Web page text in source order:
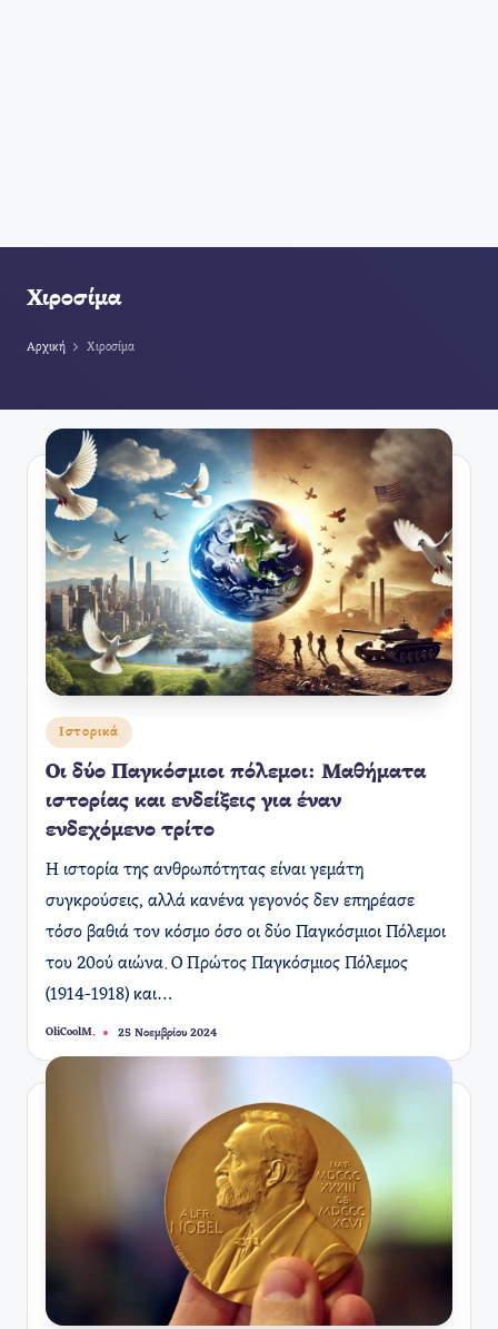
Χιροσίμα
Αρχική Χιροσίμα
Αναρτήθηκε
σε
Ιστορικά
Οι δύο Παγκόσμιοι πόλεμοι: Μαθήματα
ιστορίας και ενδείξεις για έναν
ενδεχόμενο τρίτο
Η ιστορία της ανθρωπότητας είναι γεμάτη
συγκρούσεις, αλλά κανένα γεγονός δεν επηρέασε
τόσο βαθιά τον κόσμο όσο οι δύο Παγκόσμιοι Πόλεμοι
του 20ού αιώνα. Ο Πρώτος Παγκόσμιος Πόλεμος
(1914-1918) και…
Συγγραφέας:
OliCoolM. 25 Νοεμβρίου 2024